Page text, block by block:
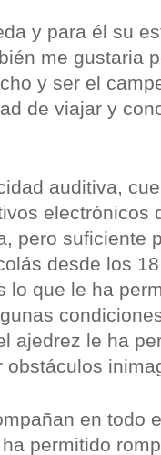
y para él su
me gustaria
y ser el
de viajar y
auditiva,
electrónicos
pero suficiente
desde los
lo que le ha
ajedrez le ha
obstáculos
en todo
permitido